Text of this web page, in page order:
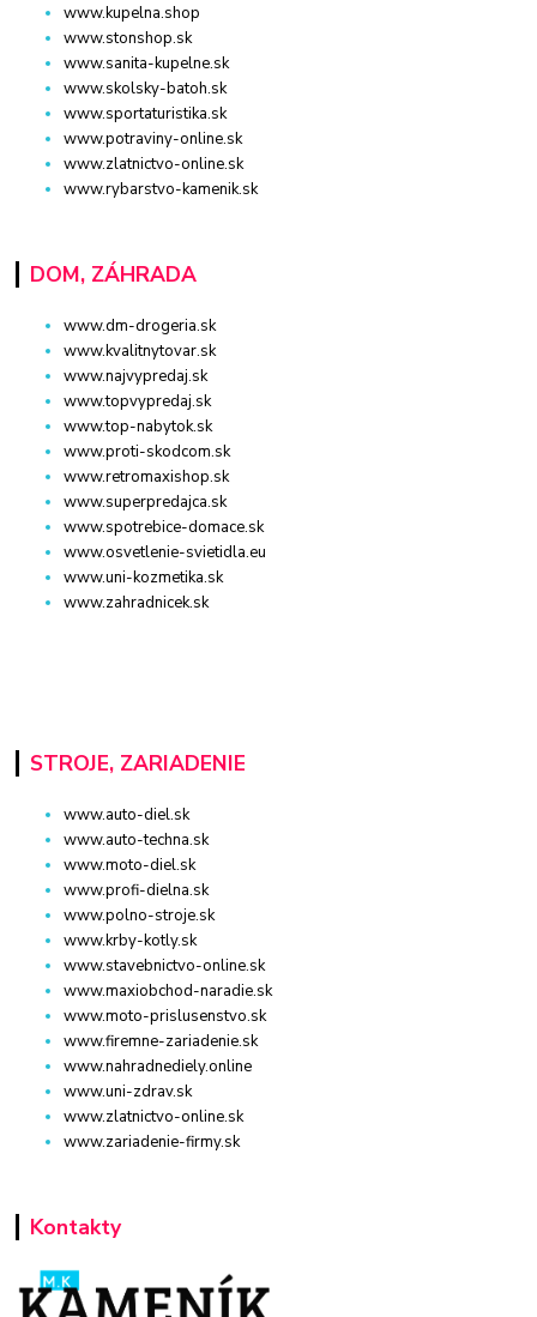
www.kupelna.shop
www.stonshop.sk
www.sanita-kupelne.sk
www.skolsky-batoh.sk
www.sportaturistika.sk
www.potraviny-online.sk
www.zlatnictvo-online.sk
www.rybarstvo-kamenik.sk
DOM, ZÁHRADA
www.dm-drogeria.sk
www.kvalitnytovar.sk
www.najvypredaj.sk
www.topvypredaj.sk
www.top-nabytok.sk
www.proti-skodcom.sk
www.retromaxishop.sk
www.superpredajca.sk
www.spotrebice-domace.sk
www.osvetlenie-svietidla.eu
www.uni-kozmetika.sk
www.zahradnicek.sk
STROJE, ZARIADENIE
www.auto-diel.sk
www.auto-techna.sk
www.moto-diel.sk
www.profi-dielna.sk
www.polno-stroje.sk
www.krby-kotly.sk
www.stavebnictvo-online.sk
www.maxiobchod-naradie.sk
www.moto-prislusenstvo.sk
www.firemne-zariadenie.sk
www.nahradnediely.online
www.uni-zdrav.sk
www.zlatnictvo-online.sk
www.zariadenie-firmy.sk
Kontakty